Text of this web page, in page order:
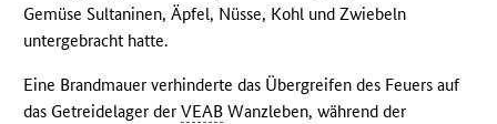
Gemüse Sultaninen, Äpfel, Nüsse, Kohl und Zwiebeln
untergebracht hatte.
Eine Brandmauer verhinderte das Übergreifen des Feuers auf
das Getreidelager derVEAB Wanzleben, während der